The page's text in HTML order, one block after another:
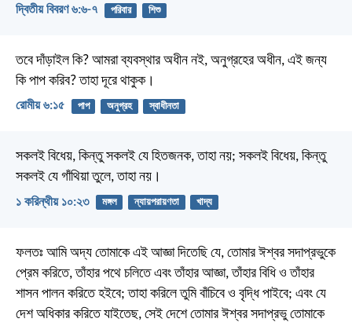
দ্বিতীয় বিবরণ ৬:৬-৭ পরিবার শিশু
তবে দাঁড়াইল কি? আমরা ব্যবস্থার অধীন নই, অনুগ্রহের অধীন, এই জন্য
কি পাপ করিব? তাহা দূরে থাকুক।
রোমীয় ৬:১৫ পাপ অনুগ্রহ স্বাধীনতা
সকলই বিধেয়, কিন্তু সকলই যে হিতজনক, তাহা নয়; সকলই বিধেয়, কিন্তু
সকলই যে গাঁথিয়া তুলে, তাহা নয়।
১ করিন্থীয় ১০:২৩ মঙ্গল ন্যায়পরায়ণতা খাদ্য
ফলতঃ আমি অদ্য তোমাকে এই আজ্ঞা দিতেছি যে, তোমার ঈশ্বর সদাপ্রভুকে
প্রেম করিতে, তাঁহার পথে চলিতে এবং তাঁহার আজ্ঞা, তাঁহার বিধি ও তাঁহার
শাসন পালন করিতে হইবে; তাহা করিলে তুমি বাঁচিবে ও বৃদ্ধি পাইবে; এবং যে
দেশ অধিকার করিতে যাইতেছ, সেই দেশে তোমার ঈশ্বর সদাপ্রভু তোমাকে